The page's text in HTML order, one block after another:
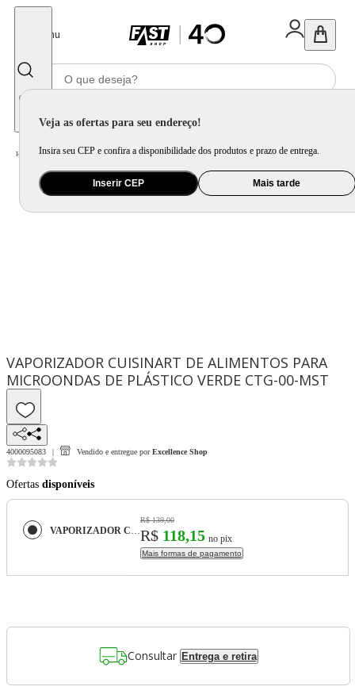
Menu
Veja as ofertas para seu endereço!
Insira seu CEP e confira a disponibilidade dos produtos e prazo de entrega.
Inserir CEP Mais tarde
Home Utilidade Doméstica Cozinha / Utensilio de Bancada
VAPORIZADOR CUISINART DE ALIMENTOS PARA
MICROONDAS DE PLÁSTICO VERDE CTG-00-MST
4000095083 Vendido e entregue por Excellence Shop
Ofertas disponíveis
VAPORIZADOR CUISINART DE ALIMENTOS PARA MICROONDAS DE PLÁSTICO VERDE CTG-00-MST
R$ 139,00
R$ 118,15 no pix
Mais formas de pagamento
Consultar Entrega e retira